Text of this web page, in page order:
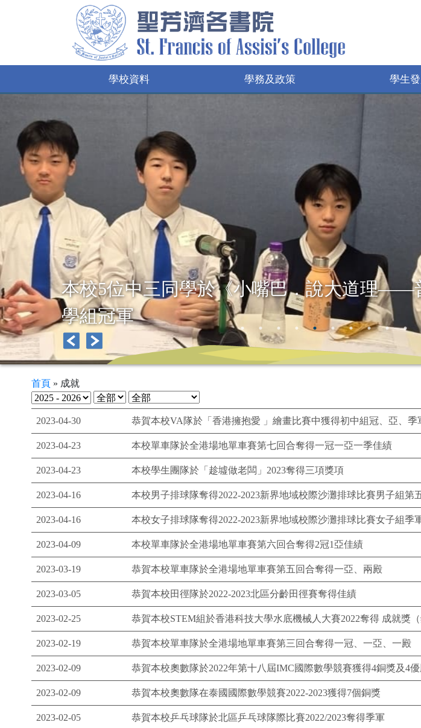
學校資料 學務及政策 學生
SFAC English Debate Team won the First
2025/26
首頁 » 成就
2023-04-30 恭賀本校VA隊於「香港擁抱愛 」繪畫比賽中獲得初中組冠、亞、季
2023-04-23 本校單車隊於全港場地單車賽第七回合奪得一冠一亞一季佳績
2023-04-23 本校學生團隊於「趁墟做老闆」2023奪得三項獎項
2023-04-16 本校男子排球隊奪得2022-2023新界地域校際沙灘排球比賽男子組第
2023-04-16 本校女子排球隊奪得2022-2023新界地域校際沙灘排球比賽女子組季
2023-04-09 本校單車隊於全港場地單車賽第六回合奪得2冠1亞佳績
2023-03-19 恭賀本校單車隊於全港場地單車賽第五回合奪得一亞、兩殿
2023-03-05 恭賀本校田徑隊於2022-2023北區分齡田徑賽奪得佳績
2023-02-25 恭賀本校STEM組於香港科技大學水底機械人大賽2022奪得 成就獎
2023-02-19 恭賀本校單車隊於全港場地單車賽第三回合奪得一冠、一亞、一殿
2023-02-09 恭賀本校奧數隊於2022年第十八屆IMC國際數學競賽獲得4銅獎及4
2023-02-09 恭賀本校奧數隊在泰國國際數學競賽2022-2023獲得7個銅獎
2023-02-05 恭賀本校乒乓球隊於北區乒乓球隊際比賽2022/2023奪得季軍